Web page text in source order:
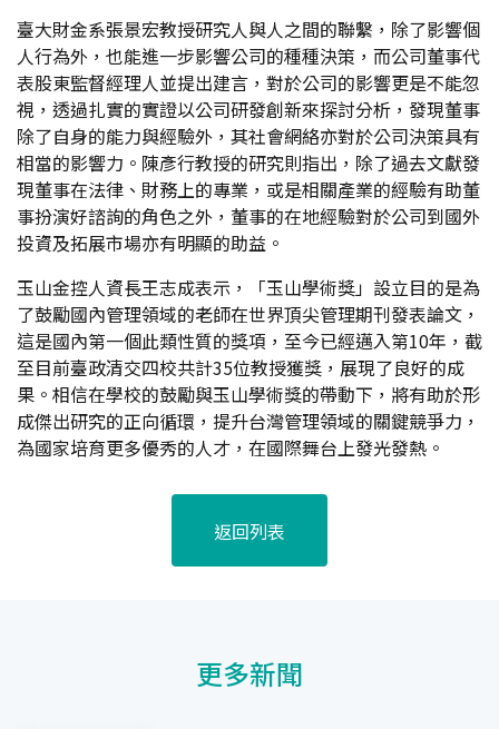
臺大財金系張景宏教授研究人與人之間的聯繫，除了影響個
人行為外，也能進一步影響公司的種種決策，而公司董事代
表股東監督經理人並提出建言，對於公司的影響更是不能忽
視，透過扎實的實證以公司研發創新來探討分析，發現董事
除了自身的能力與經驗外，其社會網絡亦對於公司決策具有
相當的影響力。陳彥行教授的研究則指出，除了過去文獻發
現董事在法律、財務上的專業，或是相關產業的經驗有助董
事扮演好諮詢的角色之外，董事的在地經驗對於公司到國外
投資及拓展市場亦有明顯的助益。
玉山金控人資長王志成表示，「玉山學術獎」設立目的是為
了鼓勵國內管理領域的老師在世界頂尖管理期刊發表論文，
這是國內第一個此類性質的獎項，至今已經邁入第10年，截
至目前臺政清交四校共計35位教授獲獎，展現了良好的成
果。相信在學校的鼓勵與玉山學術獎的帶動下，將有助於形
成傑出研究的正向循環，提升台灣管理領域的關鍵競爭力，
為國家培育更多優秀的人才，在國際舞台上發光發熱。
返回列表
更多新聞